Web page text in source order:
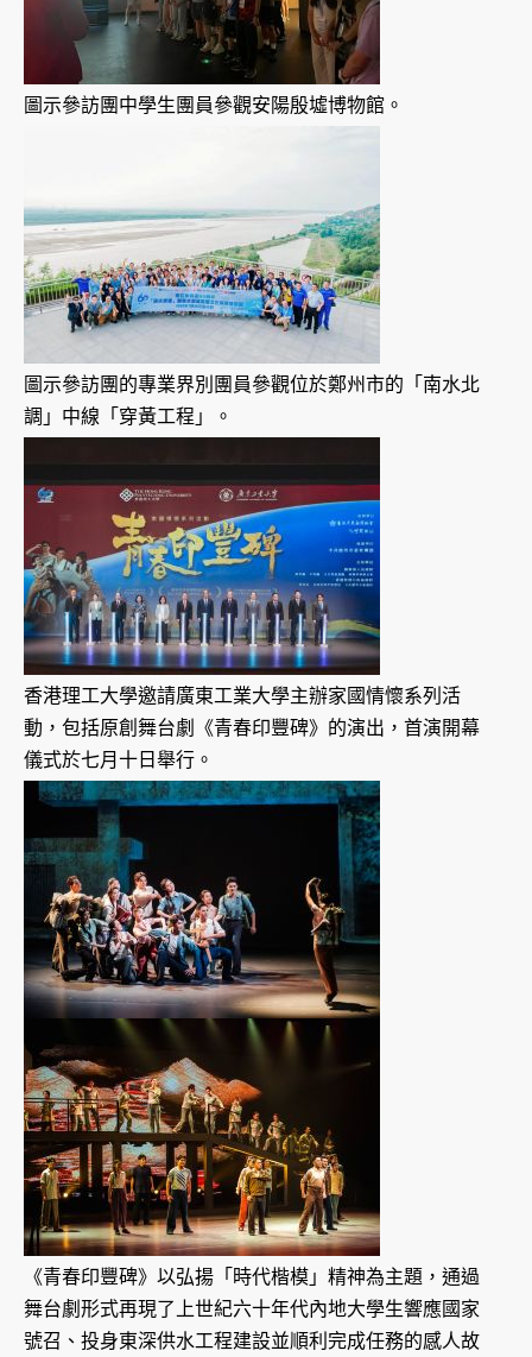
圖示參訪團中學生團員參觀安陽殷墟博物館。
圖示參訪團的專業界別團員參觀位於鄭州市的「南水北
調」中線「穿黃工程」。
香港理工大學邀請廣東工業大學主辦家國情懷系列活
動，包括原創舞台劇《青春印豐碑》的演出，首演開幕
儀式於七月十日舉行。
《青春印豐碑》以弘揚「時代楷模」精神為主題，通過
舞台劇形式再現了上世紀六十年代內地大學生響應國家
號召、投身東深供水工程建設並順利完成任務的感人故